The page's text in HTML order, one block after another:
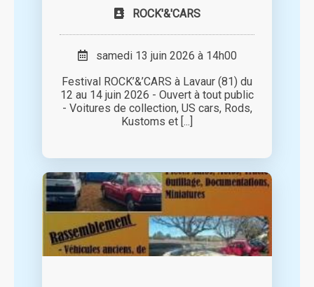
ROCK'&'CARS
samedi 13 juin 2026 à 14h00
Festival ROCK’&’CARS à Lavaur (81) du
12 au 14 juin 2026 - Ouvert à tout public
- Voitures de collection, US cars, Rods,
Kustoms et [...]